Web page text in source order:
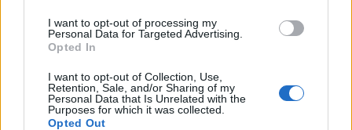
I want to opt-out of processing my
Personal Data for Targeted Advertising.
Opted In
I want to opt-out of Collection, Use,
Retention, Sale, and/or Sharing of my
Personal Data that Is Unrelated with the
Purposes for which it was collected.
Opted Out